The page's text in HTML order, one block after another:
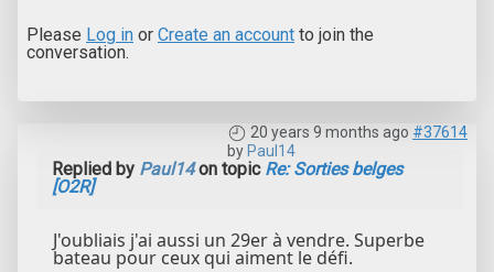
Please Log in or Create an account to join the
conversation.
20 years 9 months ago #37614
by Paul14
Replied by Paul14on topic Re: Sorties belges
[O2R]
J'oubliais j'ai aussi un 29er à vendre. Superbe
bateau pour ceux qui aiment le défi.